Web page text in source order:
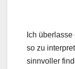
Ich
so zu
sinnvoller